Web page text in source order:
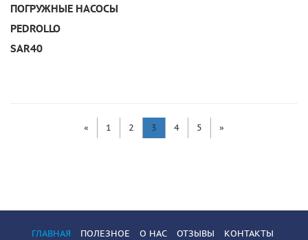
ПОГРУЖНЫЕ НАСОСЫ
PEDROLLO
SAR40
« 1 2 3 4 5 »
ГЛАВНАЯ ПОЛЕЗНОЕ О НАС ОТЗЫВЫ КОНТАКТЫ